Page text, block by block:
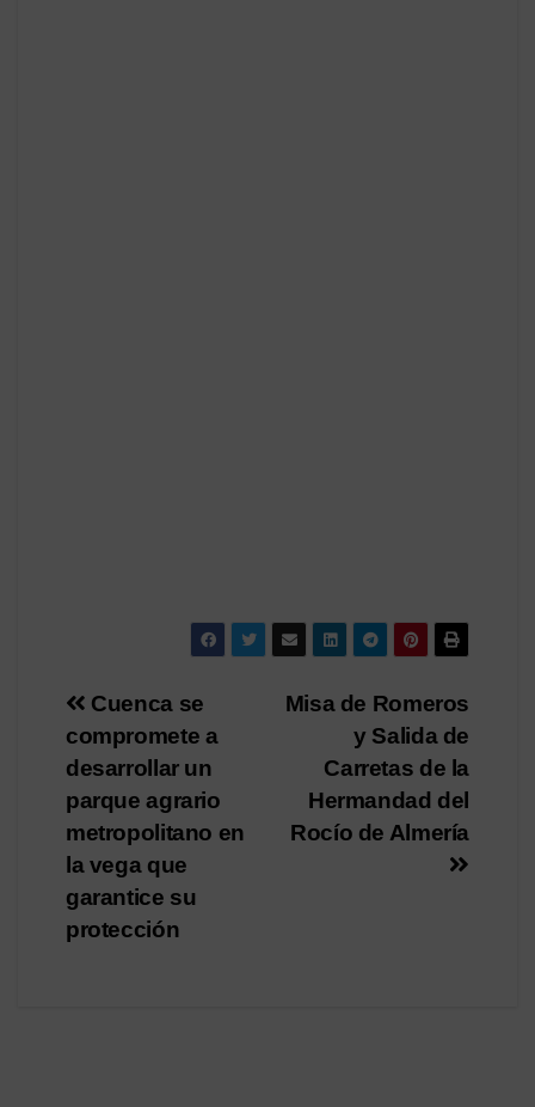
Navegación
de
entradas
Misa de Romeros
y Salida de
Carretas de la
Hermandad del
Rocío de Almería
Cuenca se
compromete a
desarrollar un
parque agrario
metropolitano en
la vega que
garantice su
protección